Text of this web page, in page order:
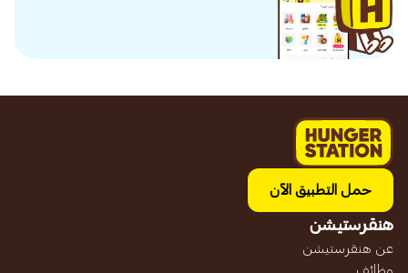
حمل التطبيق الآن
هنقرستيشن
عن هنقرستيشن